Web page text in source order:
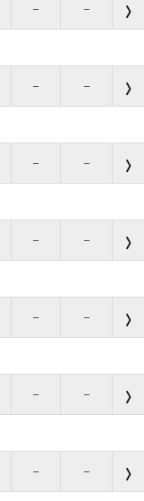
– –
– –
– –
– –
– –
– –
– –